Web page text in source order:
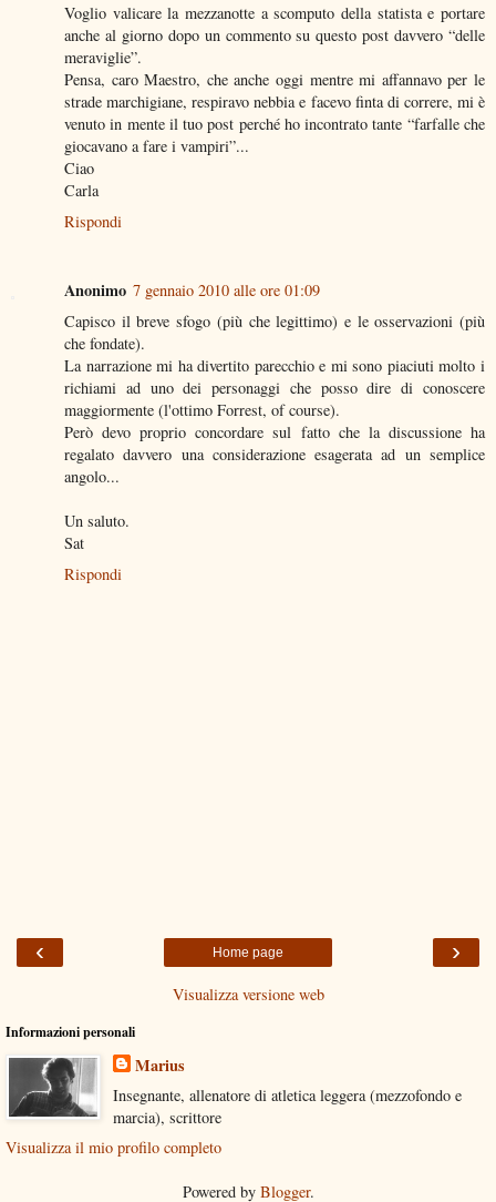
Voglio valicare la mezzanotte a scomputo della statista e portare
anche al giorno dopo un commento su questo post davvero “delle
meraviglie”.
Pensa, caro Maestro, che anche oggi mentre mi affannavo per le
strade marchigiane, respiravo nebbia e facevo finta di correre, mi è
venuto in mente il tuo post perché ho incontrato tante “farfalle che
giocavano a fare i vampiri”...
Ciao
Carla
Rispondi
Anonimo 7 gennaio 2010 alle ore 01:09
Capisco il breve sfogo (più che legittimo) e le osservazioni (più
che fondate).
La narrazione mi ha divertito parecchio e mi sono piaciuti molto i
richiami ad uno dei personaggi che posso dire di conoscere
maggiormente (l'ottimo Forrest, of course).
Però devo proprio concordare sul fatto che la discussione ha
regalato davvero una considerazione esagerata ad un semplice
angolo...
Un saluto.
Sat
Rispondi
‹ ›
Home page
Visualizza versione web
Informazioni personali
Marius
Insegnante, allenatore di atletica leggera (mezzofondo e
marcia), scrittore
Visualizza il mio profilo completo
Powered by Blogger.